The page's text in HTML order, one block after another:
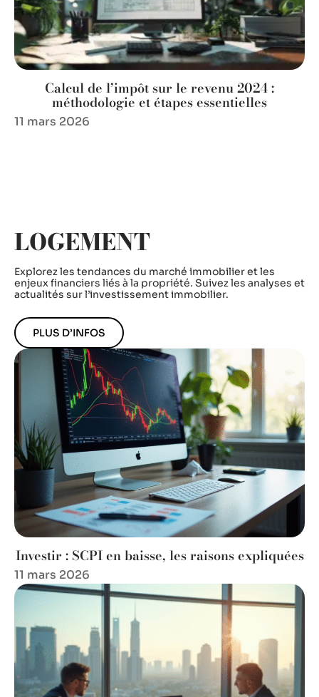
Calcul de l’impôt sur le revenu 2024 :
méthodologie et étapes essentielles
11 mars 2026
Investir : SCPI en baisse, les raisons expliquées
11 mars 2026
LOGEMENT
Explorez les tendances du marché immobilier et les
enjeux financiers liés à la propriété. Suivez les analyses et
actualités sur l’investissement immobilier.
PLUS D’INFOS